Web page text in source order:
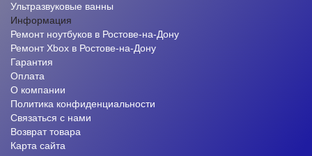
Ультразвуковые ванны
Информация
Ремонт ноутбуков в Ростове-на-Дону
Ремонт Xbox в Ростове-на-Дону
Гарантия
Оплата
О компании
Политика конфиденциальности
Связаться с нами
Возврат товара
Карта сайта